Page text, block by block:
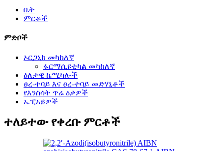
ቤት
ምርቶች
ምድቦች
ኦርጋኒክ መካከለኛ
ፋርማሲዩቲካል መካከለኛ
ዕለታዊ ኬሚካሎች
ፀረ-ተባይ እና ፀረ-ተባይ መድሃኒቶች
የእንስሳት ጥሬ ዕቃዎች
ኤፒአይዎች
ተለይተው የቀረቡ ምርቶች